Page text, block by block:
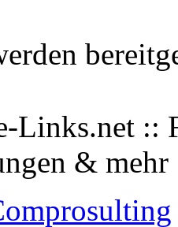
Links.net ::
&